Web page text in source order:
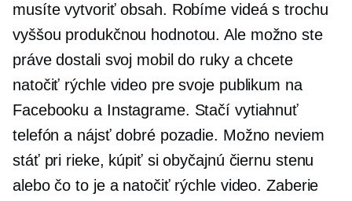
musíte vytvoriť obsah. Robíme videá s trochu
vyššou produkčnou hodnotou. Ale možno ste
práve dostali svoj mobil do ruky a chcete
natočiť rýchle video pre svoje publikum na
Facebooku a Instagrame. Stačí vytiahnuť
telefón a nájsť dobré pozadie. Možno neviem
stáť pri rieke, kúpiť si obyčajnú čiernu stenu
alebo čo to je a natočiť rýchle video. Zaberie